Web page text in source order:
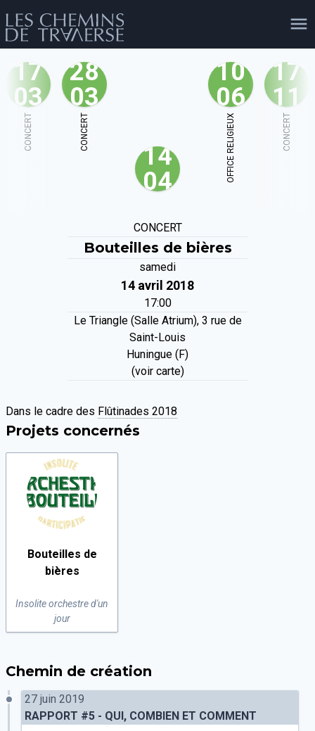
agenda personnes shop
facebook
17
03
CONCERT
28
03
CONCERT
14
04
10
06
OFFICE RELIGIEUX
17
11
CONCERT
CONCERT
Bouteilles de bières
samedi
14 avril 2018
17:00
Le Triangle (Salle Atrium), 3 rue de
Saint-Louis
Huningue (F)
(voir carte)
Dans le cadre des Flûtinades 2018
Projets concernés
Bouteilles de
bières
Insolite orchestre d'un
jour
Chemin de création
27 juin 2019
RAPPORT #5 - QUI, COMBIEN ET COMMENT